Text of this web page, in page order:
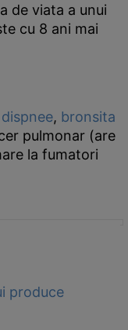
de viata a unui
cu 8 ani mai
dispnee, bronsita
pulmonar (are
la fumatori
produce